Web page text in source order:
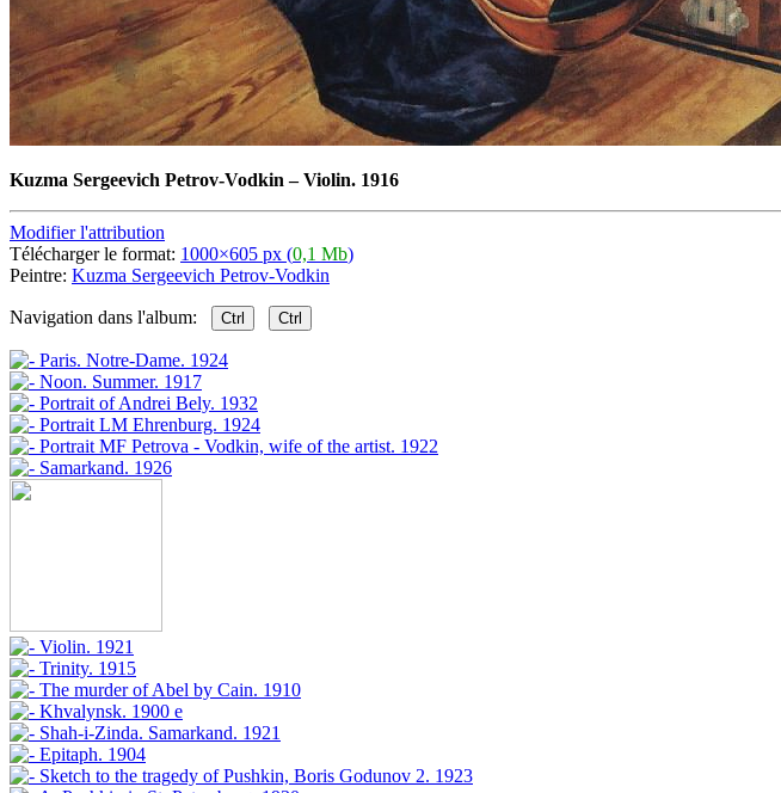
Kuzma Sergeevich Petrov-Vodkin –Violin. 1916
Modifier l'attribution
Télécharger le format: 1000×605 px (0,1 Mb)
Peintre: Kuzma Sergeevich Petrov-Vodkin
Navigation dans l'album: Ctrl Ctrl